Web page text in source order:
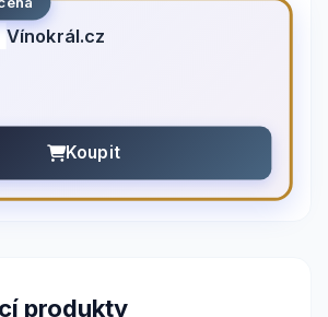
Vínokrál.cz
Koupit
produkty